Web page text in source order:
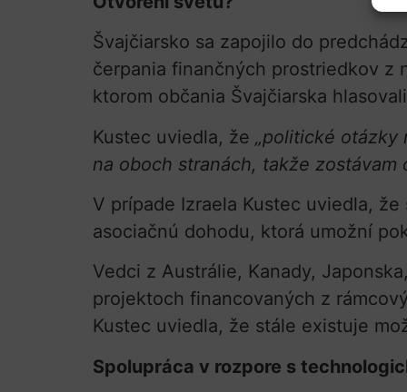
Švajčiarsko sa zapojilo do
čerpania finančných prostriedkov z
ktorom občania Švajčiarska
Kustec uviedla, že „politické otázky
na oboch stranách, takže
V prípade Izraela Kustec uviedla,
asociačnú dohodu, ktorá umožní
Vedci z Austrálie, Kanady,
projektoch financovaných z
Kustec uviedla, že stále existuje
Spolupráca v rozpore s